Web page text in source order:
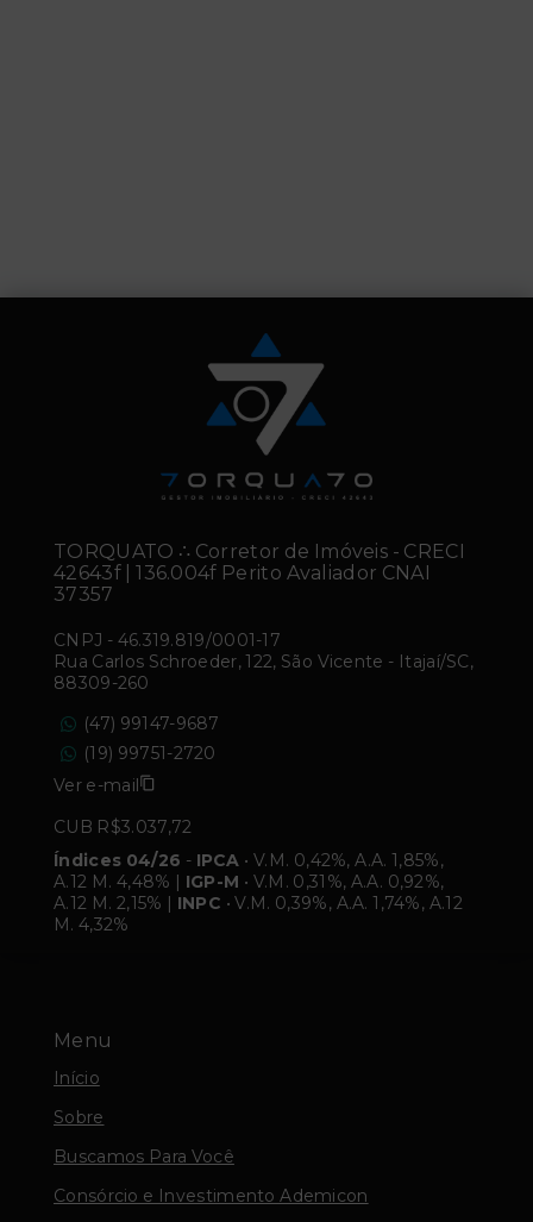
Menu
Início
Sobre
Buscamos Para Você
Consórcio e Investimento Ademicon
TORQUATO ∴ Corretor de Imóveis - CRECI
42643f | 136.004f Perito Avaliador CNAI
37357
CNPJ - 46.319.819/0001-17
Rua Carlos Schroeder, 122, São Vicente - Itajaí/SC,
88309-260
(47) 99147-9687
(19) 99751-2720
Ver e-mail
CUB R$3.037,72
Índices 04/26 - IPCA • V.M. 0,42%, A.A. 1,85%,
A.12 M. 4,48% | IGP-M • V.M. 0,31%, A.A. 0,92%,
A.12 M. 2,15% | INPC • V.M. 0,39%, A.A. 1,74%, A.12
M. 4,32%